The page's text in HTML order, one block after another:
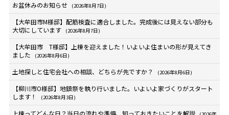
お盆休みのお知らせ (2026年8月7日)
【大牟田市M様邸】配筋検査に適合しました。完成後には見えない部分も
大切にしています
(2026年8月7日)
【大牟田市 T様邸】上棟を迎えました！いよいよ住まいの形が見えてき
ました
(2026年8月6日)
土地探しと住宅会社への相談、どちらが先ですか？ (2026年8月6日)
【柳川市O様邸】地鎮祭を執り行いました。いよいよ家づくりがスタート
します！
(2026年8月3日)